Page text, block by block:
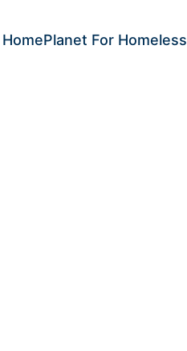
For Homeless